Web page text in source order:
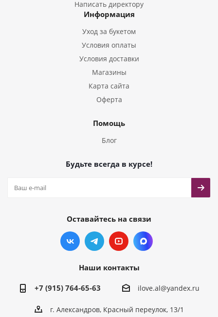
Букеты из Гладиолусов
Букеты из Тюльпанов
Написать директору
Информация
Уход за букетом
Условия оплаты
Условия доставки
Магазины
Карта сайта
Оферта
Помощь
Блог
Будьте всегда в курсе!
Оставайтесь на связи
Наши контакты
+7 (915) 764-65-63 ilove.al@yandex.ru
г. Александров, Красный переулок, 13/1